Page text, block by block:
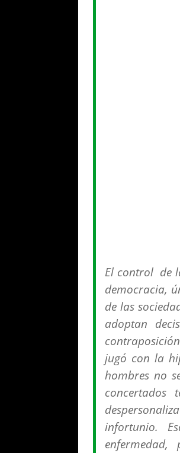
El control de
democracia,
de las
adoptan
jugó con la
hombres no
concertados
infortunio.